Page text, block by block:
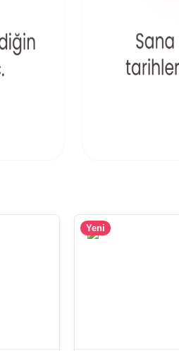
Yeni